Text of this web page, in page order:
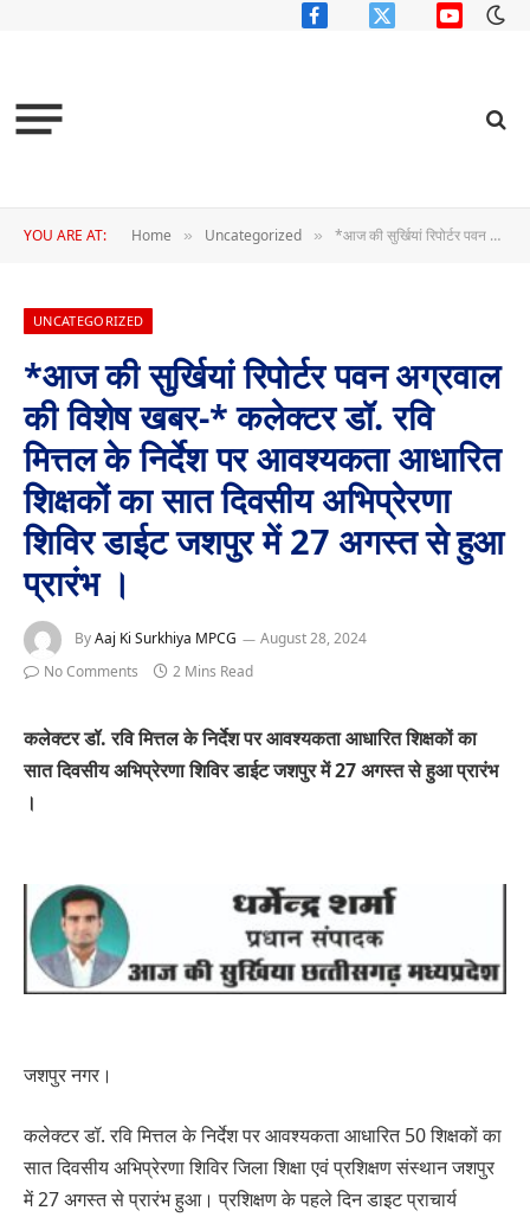
FacebookX
YouTube
YOU ARE AT: Home » Uncategorized » *आज की सुर्खियां रिपोर्टर पवन अग्रवाल की विशेष खबर-* कलेक्टर डॉ. रवि मित्तल के निर्देश पर आवश्यकता आधारित शिक्षकों का सात दिवसीय अभिप्रेरणा शिविर डाईट जशपुर में 27 अगस्त से हुआ प्रारंभ ‌।
UNCATEGORIZED
*आज की सुर्खियां रिपोर्टर पवन अग्रवाल
की विशेष खबर-* कलेक्टर डॉ. रवि
मित्तल के निर्देश पर आवश्यकता आधारित
शिक्षकों का सात दिवसीय अभिप्रेरणा
शिविर डाईट जशपुर में 27 अगस्त से हुआ
प्रारंभ ‌।
ByAaj Ki Surkhiya MPCG
August 28, 2024
No Comments
2 Mins Read
कलेक्टर डॉ. रवि मित्तल के निर्देश पर आवश्यकता आधारित शिक्षकों का
सात दिवसीय अभिप्रेरणा शिविर डाईट जशपुर में 27 अगस्त से हुआ प्रारंभ
‌।
जशपुर नगर।
कलेक्टर डॉ. रवि मित्तल के निर्देश पर आवश्यकता आधारित 50 शिक्षकों का
सात दिवसीय अभिप्रेरणा शिविर जिला शिक्षा एवं प्रशिक्षण संस्थान जशपुर
में 27 अगस्त से प्रारंभ हुआ। प्रशिक्षण के पहले दिन डाइट प्राचार्य